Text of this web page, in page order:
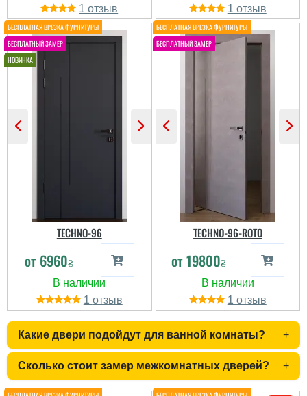
Владислав
збільшують простір,
Привабили цікавим
дизайном в першу чергу.
Олег Прокол
Двери шикардос.
название изготовителя
новое, не слышал
качества держит.
Покрытие идеальное,
полотно как монолит на
Не раджу мати споаву з
Анатолій
1 1
TECHNO-96
от 6960₴
1
TECHNO-96-ROTO
от19800₴
1
Какие двери подойдут для ванной комнаты? +
Сколько стоит замер межкомнатных дверей? +